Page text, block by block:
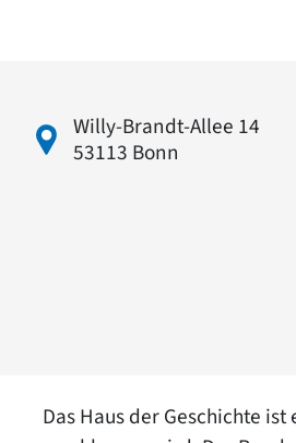
Willy-Brandt-Allee 14
53113 Bonn
Das Haus der Geschichte